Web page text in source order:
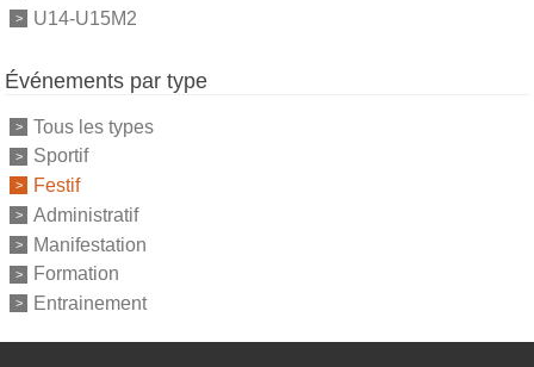
U14-U15M2
Événements par type
Tous les types
Sportif
Festif
Administratif
Manifestation
Formation
Entrainement